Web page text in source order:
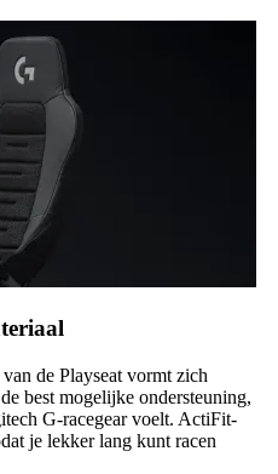
de Playseat vormt zich
best mogelijke ondersteuning,
G-racegear voelt. ActiFit-
je lekker lang kunt racen